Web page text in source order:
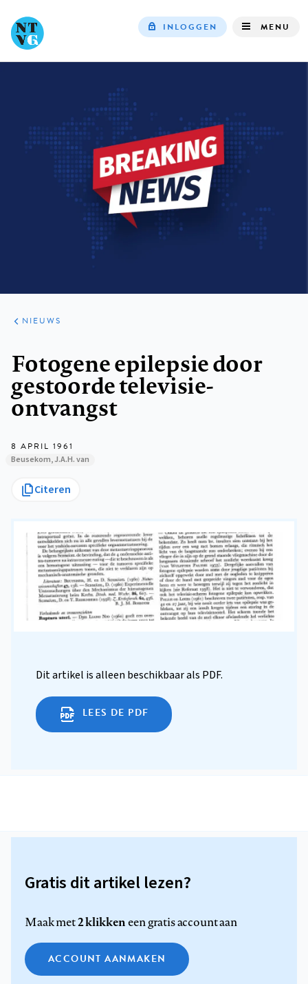
INLOGGEN MENU
ARTIKELEN
HET
KORT
NIEUWS
Fotogene epilepsie door
gestoorde televisie-
ontvangst
8 APRIL 1961
Beusekom, J.A.H. van
Citeren
Dit artikel is alleen beschikbaar als PDF.
LEES DE PDF
Gratis dit artikel lezen?
Maak met2 klikkeneen gratis account aan
ACCOUNT AANMAKEN